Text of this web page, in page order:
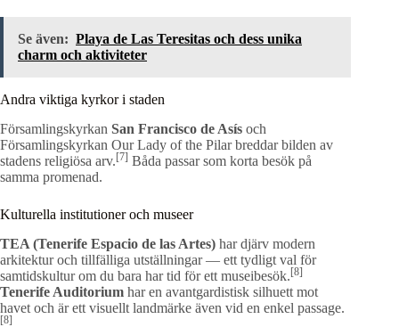
Se även: Playa de Las Teresitas och dess unika
charm och aktiviteter
Andra viktiga kyrkor i staden
Församlingskyrkan San Francisco de Asís och
Församlingskyrkan Our Lady of the Pilar breddar bilden av
stadens religiösa arv.[7] Båda passar som korta besök på
samma promenad.
Kulturella institutioner och museer
TEA (Tenerife Espacio de las Artes) har djärv modern
arkitektur och tillfälliga utställningar — ett tydligt val för
samtidskultur om du bara har tid för ett museibesök.[8]
Tenerife Auditorium har en avantgardistisk silhuett mot
havet och är ett visuellt landmärke även vid en enkel passage.
[8]